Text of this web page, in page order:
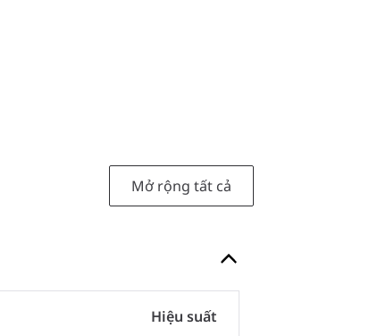
Mở rộng tất cả
Hiệu suất